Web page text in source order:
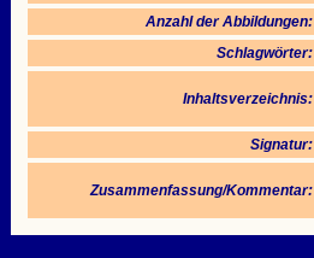
Anzahl der Abbildungen:
Schlagwörter:
Inhaltsverzeichnis:
Signatur:
Zusammenfassung/Kommentar: